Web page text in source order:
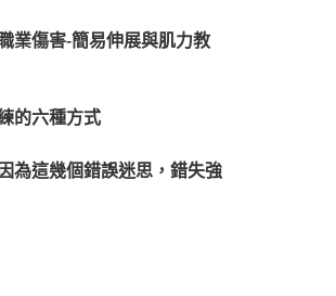
業傷害-簡易伸展與肌力教
的六種方式
為這幾個錯誤迷思，錯失強